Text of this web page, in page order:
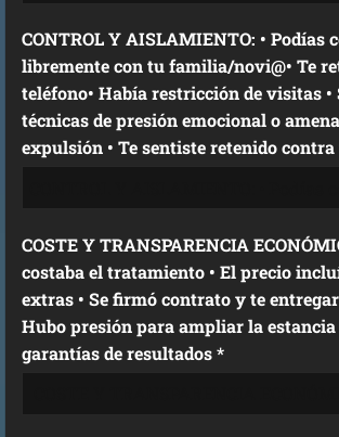
CONTROL Y AISLAMIENTO: • Podías
libremente con tu familia/novi@• Te
teléfono• Había restricción de visitas
técnicas de presión emocional o
expulsión • Te sentiste retenido
COSTE Y TRANSPARENCIA
costaba el tratamiento • El precio incluía todo o había
extras • Se firmó contrato y te
Hubo presión para ampliar la estancia
garantías de resultados *